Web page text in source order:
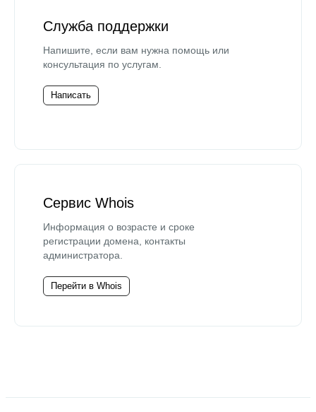
Служба поддержки
Напишите, если вам нужна помощь или
консультация по услугам.
Написать
Сервис Whois
Информация о возрасте и сроке
регистрации домена, контакты
администратора.
Перейти в Whois